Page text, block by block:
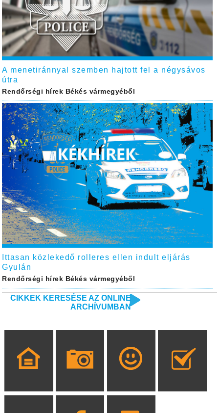
A menetiránnyal szemben hajtott fel a négysávos
útra
Rendőrségi hírek Békés vármegyéből
Ittasan közlekedő rolleres ellen indult eljárás
Gyulán
Rendőrségi hírek Békés vármegyéből
CIKKEK KERESÉSE AZ ONLINE
ARCHÍVUMBAN